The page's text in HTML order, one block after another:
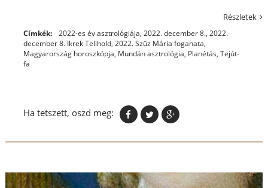
Részletek
Címkék: 2022-es év asztrológiája, 2022. december 8., 2022.
december 8. Ikrek Telihold, 2022. Szűz Mária foganata,
Magyarország horoszkópja, Mundán asztrológia, Planétás, Tejút-
fa
Ha tetszett, oszd meg: